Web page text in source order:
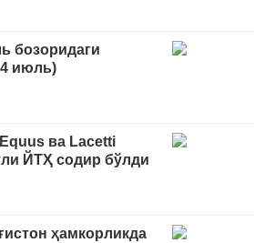
бозоридаги
июль)
ва Lacetti
ЙТҲ содир бўлди
ҳамкорликда